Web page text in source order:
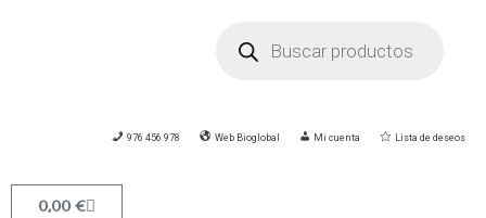
productos
976 456 978 Web Bioglobal Mi cuenta Lista de deseos
0,00 €Carrito